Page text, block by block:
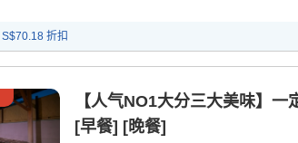
S$70.18 折扣
【人气NO1大分三大美味】
[早餐] [晚餐]